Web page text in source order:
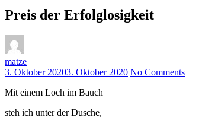
Preis der Erfolglosigkeit
matze
3. Oktober 20203. Oktober 2020 No Comments
Mit einem Loch im Bauch
steh ich unter der Dusche,